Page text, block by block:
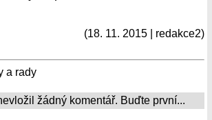
(18. 11. 2015 | redakce2)
a rady
žádný komentář. Buďte první...